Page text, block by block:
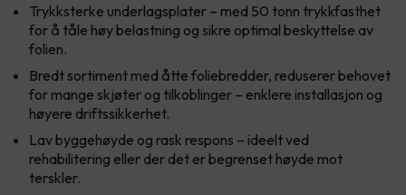
Trykksterke underlagsplater – med 50 tonn trykkfasthet
for å tåle høy belastning og sikre optimal beskyttelse av
folien.
Bredt sortiment med åtte foliebredder, reduserer behovet
for mange skjøter og tilkoblinger – enklere installasjon og
høyere driftssikkerhet.
Lav byggehøyde og rask respons – ideelt ved
rehabilitering eller der det er begrenset høyde mot
terskler.